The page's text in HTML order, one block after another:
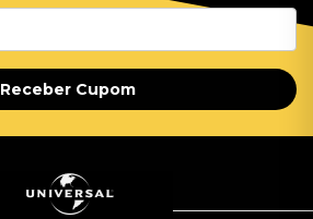
Receber Cupom